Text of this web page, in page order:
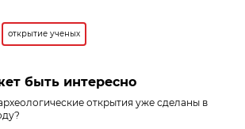
открытие ученых
быть интересно
открытия уже сделаны в